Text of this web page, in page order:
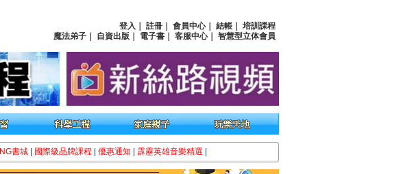
登入 註冊 會員中心｜ 結帳
培訓課程
魔法弟子
自資出版 電子書 客服中心｜ 智慧型立体會員
NG書城 國際級品牌課程 優惠通知 霹靂英雄音樂精選